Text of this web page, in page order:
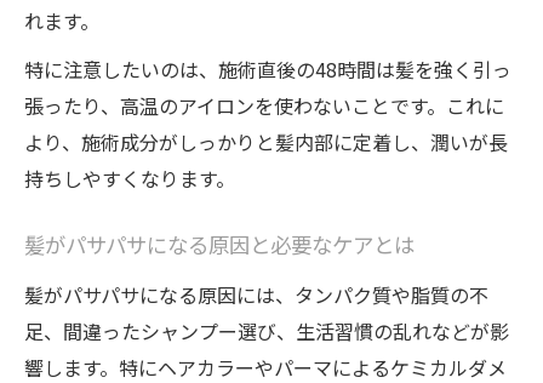
れます。
特に注意したいのは、施術直後の48時間は髪を強く引っ
張ったり、高温のアイロンを使わないことです。これに
より、施術成分がしっかりと髪内部に定着し、潤いが長
持ちしやすくなります。
髪がパサパサになる原因と必要なケアとは
髪がパサパサになる原因には、タンパク質や脂質の不
足、間違ったシャンプー選び、生活習慣の乱れなどが影
響します。特にヘアカラーやパーマによるケミカルダメ